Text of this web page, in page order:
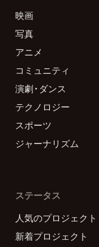
映画
写真
アニメ
コミュニティ
演劇・ダンス
テクノロジー
スポーツ
ジャーナリズム
ステータス
人気のプロジェクト
新着プロジェクト